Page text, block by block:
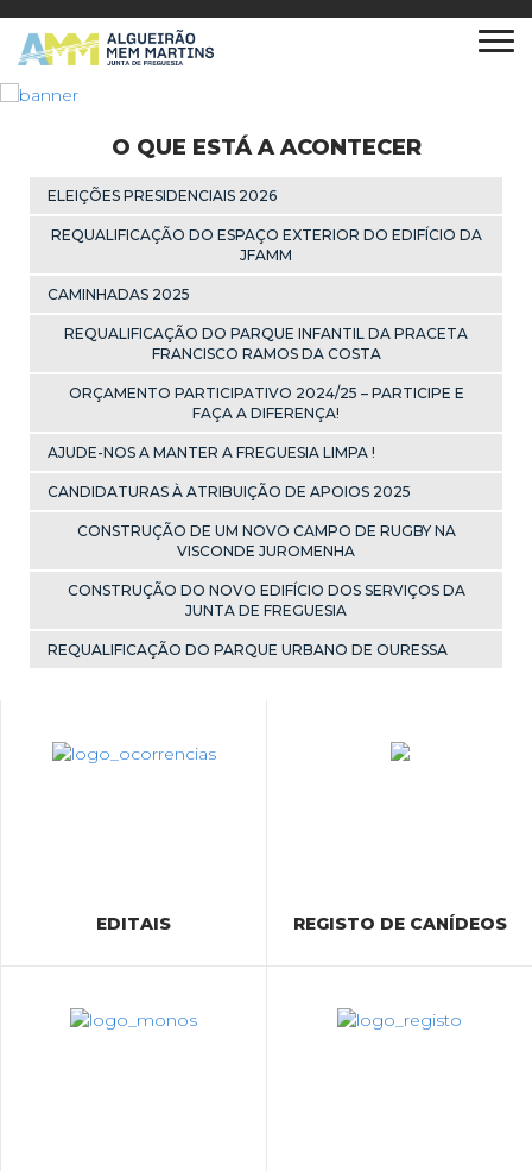
O QUE ESTÁ A ACONTECER
ELEIÇÕES PRESIDENCIAIS 2026
REQUALIFICAÇÃO DO ESPAÇO EXTERIOR DO EDIFÍCIO DA
JFAMM
CAMINHADAS 2025
REQUALIFICAÇÃO DO PARQUE INFANTIL DA PRACETA
FRANCISCO RAMOS DA COSTA
ORÇAMENTO PARTICIPATIVO 2024/25 – PARTICIPE E
FAÇA A DIFERENÇA!
AJUDE-NOS A MANTER A FREGUESIA LIMPA !
CANDIDATURAS À ATRIBUIÇÃO DE APOIOS 2025
CONSTRUÇÃO DE UM NOVO CAMPO DE RUGBY NA
VISCONDE JUROMENHA
CONSTRUÇÃO DO NOVO EDIFÍCIO DOS SERVIÇOS DA
JUNTA DE FREGUESIA
REQUALIFICAÇÃO DO PARQUE URBANO DE OURESSA
EDITAIS REGISTO DE CANÍDEOS